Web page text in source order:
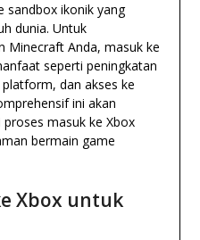
sandbox ikonik yang
dunia. Untuk
Minecraft Anda, masuk ke
seperti peningkatan
dan akses ke
ini akan
masuk ke Xbox
bermain game
Xbox untuk